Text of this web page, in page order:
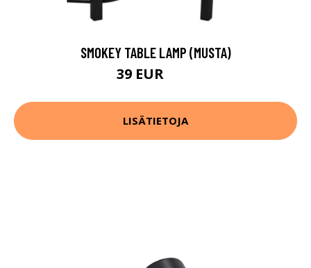
SMOKEY TABLE LAMP (MUSTA)
39 EUR
LISÄTIETOJA